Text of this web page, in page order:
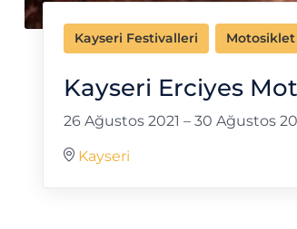
Kayseri Festivalleri
Kayseri Erciyes
26 Ağustos 2021 –30 Ağustos
Kayseri